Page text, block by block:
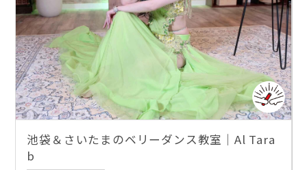
池袋＆さいたまのベリーダンス教室｜Al Tara
b